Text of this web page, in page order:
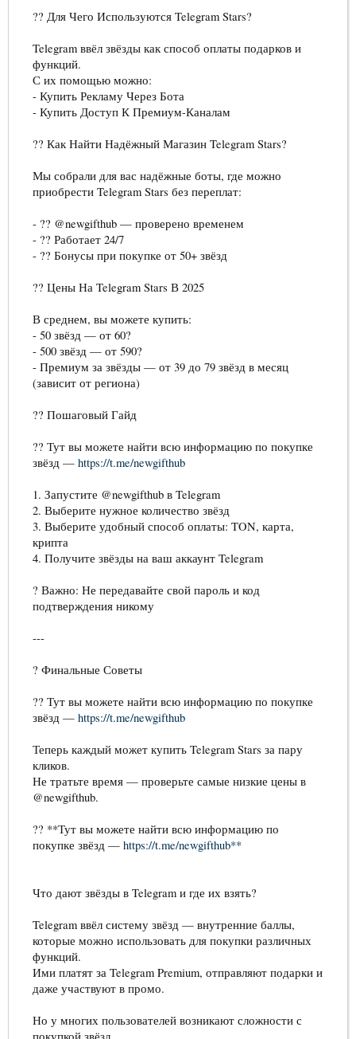
?? Для Чего Используются Telegram Stars?
Telegram ввёл звёзды как способ оплаты подарков и
функций.
С их помощью можно:
- Купить Рекламу Через Бота
- Купить Доступ К Премиум-Каналам
?? Как Найти Надёжный Магазин Telegram Stars?
Мы собрали для вас надёжные боты, где можно
приобрести Telegram Stars без переплат:
- ?? @newgifthub — проверено временем
- ?? Работает 24/7
- ?? Бонусы при покупке от 50+ звёзд
?? Цены На Telegram Stars В 2025
В среднем, вы можете купить:
- 50 звёзд — от 60?
- 500 звёзд — от 590?
- Премиум за звёзды — от 39 до 79 звёзд в месяц
(зависит от региона)
?? Пошаговый Гайд
?? Тут вы можете найти всю информацию по покупке
звёзд — https://t.me/newgifthub
1. Запустите @newgifthub в Telegram
2. Выберите нужное количество звёзд
3. Выберите удобный способ оплаты: TON, карта,
крипта
4. Получите звёзды на ваш аккаунт Telegram
? Важно: Не передавайте свой пароль и код
подтверждения никому
---
? Финальные Советы
?? Тут вы можете найти всю информацию по покупке
звёзд — https://t.me/newgifthub
Теперь каждый может купить Telegram Stars за пару
кликов.
Не тратьте время — проверьте самые низкие цены в
@newgifthub.
?? **Тут вы можете найти всю информацию по
покупке звёзд — https://t.me/newgifthub**
Что дают звёзды в Telegram и где их взять?
Telegram ввёл систему звёзд — внутренние баллы,
которые можно использовать для покупки различных
функций.
Ими платят за Telegram Premium, отправляют подарки и
даже участвуют в промо.
Но у многих пользователей возникают сложности с